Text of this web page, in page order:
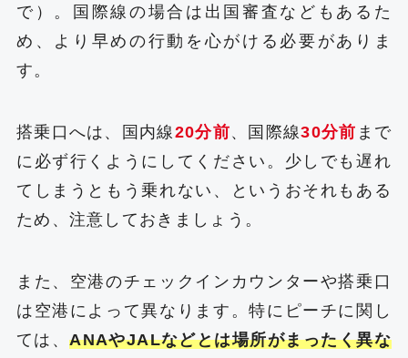
で）。国際線の場合は出国審査などもあるた
め、より早めの行動を心がける必要がありま
す。
搭乗口へは、国内線20分前、国際線30分前 まで
に必ず行くようにしてください。少しでも遅れ
てしまうともう乗れない、というおそれもある
ため、注意しておきましょう。
また、空港のチェックインカウンターや搭乗口
は空港によって異なります。特にピーチに関し
ては、ANAやJALなどとは場所がまったく異な